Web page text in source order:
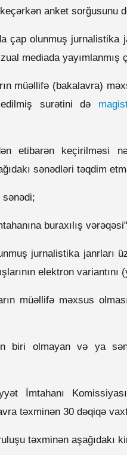
anket sorğusunu
çap olunmuş jurnalistika
mediada yayımlanmış
müəllifə (bakalavra)
surətini də
etibarən keçirilməsi
sənədləri təqdim
buraxılış
jurnalistika janrları
elektron variantını
müəllifə məxsus
biri olmayan və ya
İmtahanı
təxminən 30 dəqiqə vaxt
təxminən aşağıdakı